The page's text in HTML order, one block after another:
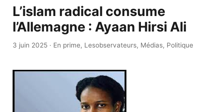
L’islam radical consume
l’Allemagne : Ayaan Hirsi Ali
3 juin 2025· En prime, Lesobservateurs, Médias, Politique